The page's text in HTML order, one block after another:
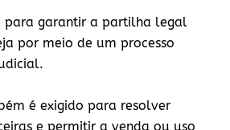
para garantir a partilha legal
por meio de um processo
é exigido para resolver
e permitir a venda ou uso